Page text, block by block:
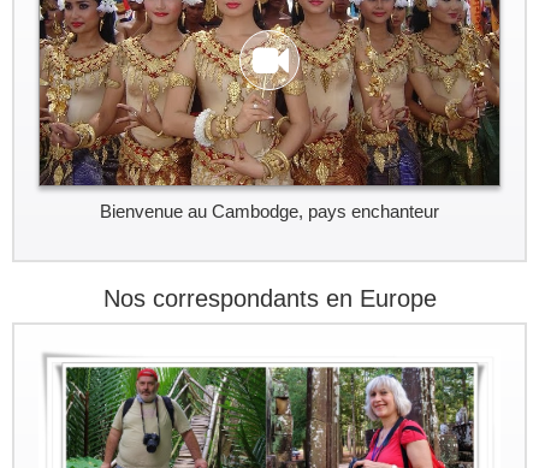
Bienvenue au Cambodge, pays enchanteur
Nos correspondants en Europe